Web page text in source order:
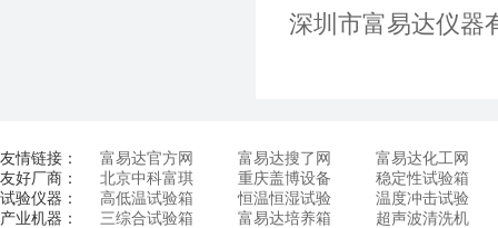
深圳市富易达仪
友情链接： 富易达官方网 富易达搜了网
富易达化工网
友好厂商：
北京中科富琪 重庆盖博设备
稳定性试验箱
试验仪器：
高低温试验箱 恒温恒湿试验
温度冲击试验
产业机器：
三综合试验箱 富易达培养箱 超声波清洗机